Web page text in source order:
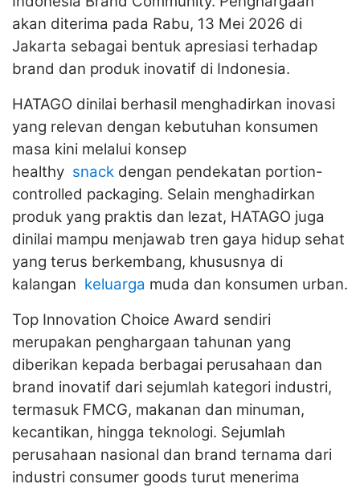
akan diterima pada Rabu, 13 Mei 2026 di
Jakarta sebagai bentuk apresiasi terhadap
brand dan produk inovatif di Indonesia.
HATAGO dinilai berhasil menghadirkan inovasi
yang relevan dengan kebutuhan konsumen
masa kini melalui konsep
healthy snack dengan pendekatan portion-
controlled packaging. Selain menghadirkan
produk yang praktis dan lezat, HATAGO juga
dinilai mampu menjawab tren gaya hidup sehat
yang terus berkembang, khususnya di
kalangan keluarga muda dan konsumen urban.
Top Innovation Choice Award sendiri
merupakan penghargaan tahunan yang
diberikan kepada berbagai perusahaan dan
brand inovatif dari sejumlah kategori industri,
termasuk FMCG, makanan dan minuman,
kecantikan, hingga teknologi. Sejumlah
perusahaan nasional dan brand ternama dari
industri consumer goods turut menerima